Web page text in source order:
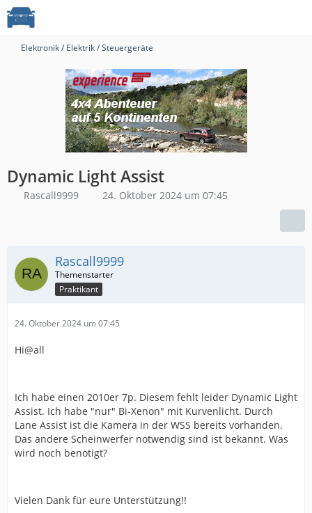
Elektronik / Elektrik / Steuergeräte
Dynamic Light Assist
Rascall9999 24. Oktober 2024 um 07:45
Rascall9999
Praktikant
24. Oktober 2024 um 07:45
Hi@all
Ich habe einen 2010er 7p. Diesem fehlt leider Dynamic Light
Assist. Ich habe "nur" Bi-Xenon" mit Kurvenlicht. Durch
Lane Assist ist die Kamera in der WSS bereits vorhanden.
Das andere Scheinwerfer notwendig sind ist bekannt. Was
wird noch benötigt?
Vielen Dank für eure Unterstützung!!